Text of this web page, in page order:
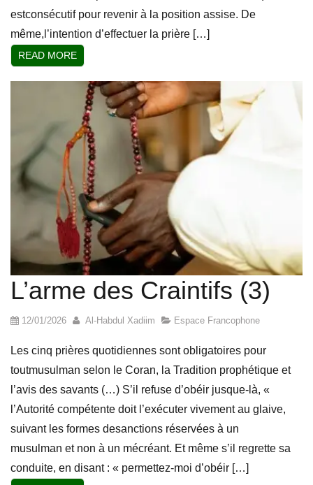
estconsécutif pour revenir à la position assise. De
même,l’intention d’effectuer la prière […]
READ MORE
L’arme des Craintifs (3)
12/01/2026 Al-Habdul Xadiim Espace Francophone
Les cinq prières quotidiennes sont obligatoires pour
toutmusulman selon le Coran, la Tradition prophétique et
l’avis des savants (…) S’il refuse d’obéir jusque-là, «
l’Autorité compétente doit l’exécuter vivement au glaive,
suivant les formes desanctions réservées à un
musulman et non à un mécréant. Et même s’il regrette sa
conduite, en disant : « permettez-moi d’obéir […]